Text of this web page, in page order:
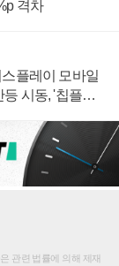
격차
플레이 모바일
시동, '칩플레
관련 법률에 의해 제재